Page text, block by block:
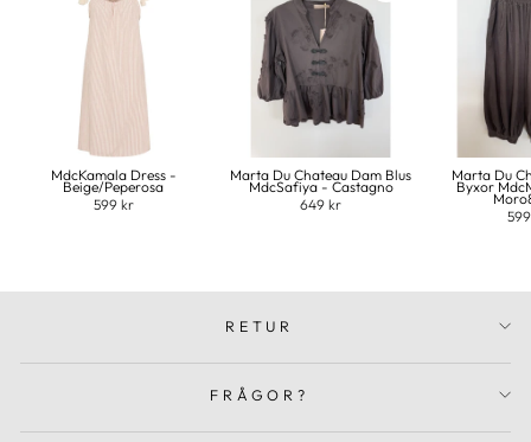
MdcKamala Dress -
Beige/Peperosa
599 kr
Marta Du Chateau Dam Blus
MdcSafiya - Castagno
649 kr
Marta Du
Byxor
RETUR
FRÅGOR?